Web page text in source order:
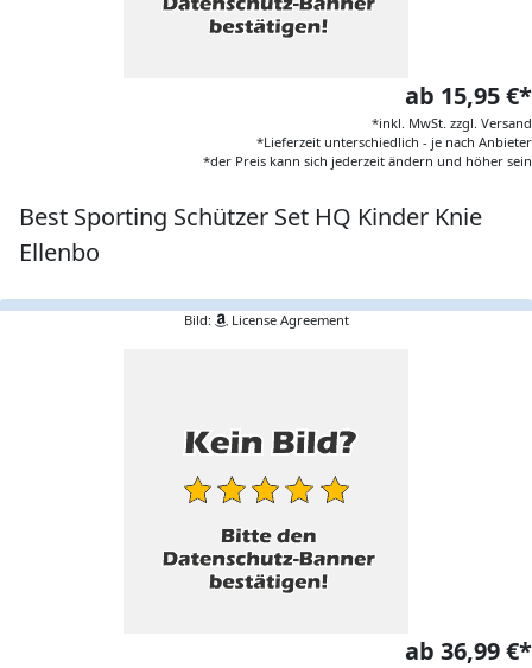
ab 15,95 €*
*inkl. MwSt. zzgl. Versand
*Lieferzeit unterschiedlich - je nach Anbieter
*der Preis kann sich jederzeit ändern und höher sein
Best Sporting Schützer Set HQ Kinder Knie
Ellenbo
Bild: License Agreement
ab 36,99 €*